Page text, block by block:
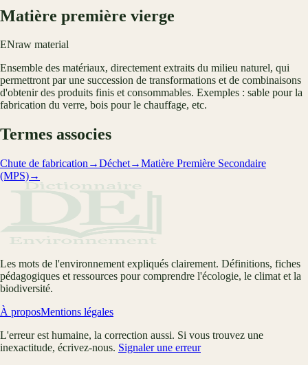
Matière première vierge
ENraw material
Ensemble des matériaux, directement extraits du milieu naturel, qui
permettront par une succession de transformations et de combinaisons
d'obtenir des produits finis et consommables. Exemples : sable pour la
fabrication du verre, bois pour le chauffage, etc.
Termes associes
Chute de fabrication →Déchet→Matière Première Secondaire
(MPS)→
Les mots de l'environnement expliqués clairement. Définitions, fiches
pédagogiques et ressources pour comprendre l'écologie, le climat et la
biodiversité.
À proposMentions légales
L'erreur est humaine, la correction aussi. Si vous trouvez une
inexactitude, écrivez-nous. Signaler une erreur